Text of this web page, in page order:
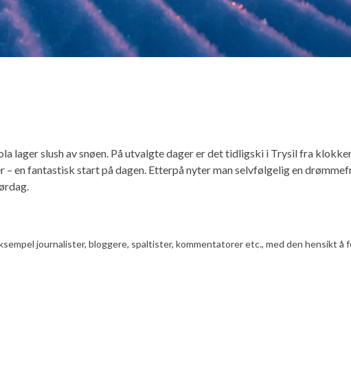
lager slush av snøen. På utvalgte dager er det tidligski i Trysil fra
en fantastisk start på dagen. Etterpå nyter man selvfølgelig en
journalister, bloggere, spaltister, kommentatorer etc., med den